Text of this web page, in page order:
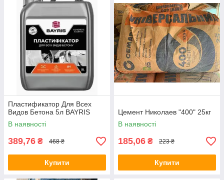
Пластификатор Для Всех
Видов Бетона 5л BAYRIS
В наявності
389,76 ₴ 468 ₴
Купити
Цемент Николаев "400" 25кг
В наявності
185,06 ₴ 223 ₴
Купити